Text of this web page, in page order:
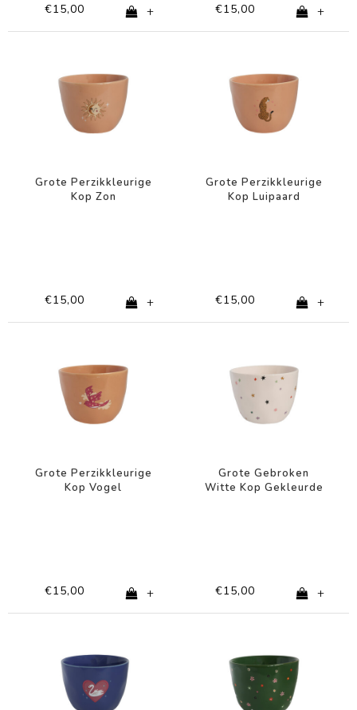
€15,00 + €15,00 +
Grote Perzikkleurige
Kop Zon
€15,00 +
Grote Perzikkleurige
Kop Luipaard
€15,00 +
Grote Perzikkleurige
Kop Vogel
€15,00 +
Grote Gebroken
Witte Kop Gekleurde
€15,00 +